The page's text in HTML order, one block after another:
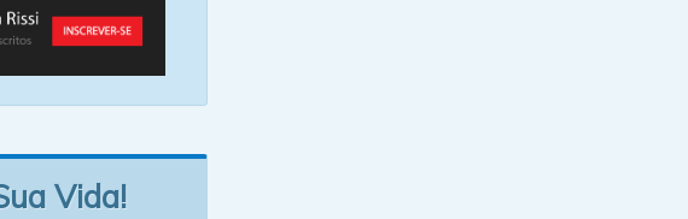
Vida!